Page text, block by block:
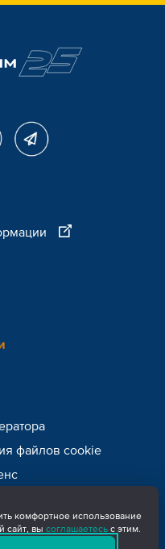
комфортное использование
сайт, вы соглашаетесь с этим.
файлов cookie